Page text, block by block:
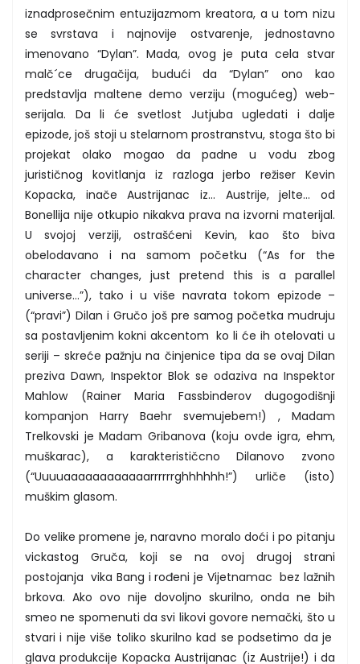
iznadprosečnim entuzijazmom kreatora, a u tom nizu
se svrstava i najnovije ostvarenje, jednostavno
imenovano “Dylan”. Mada, ovog je puta cela stvar
malč´ce drugačija, budući da “Dylan” ono kao
predstavlja maltene demo verziju (mogućeg) web-
serijala. Da li će svetlost Jutjuba ugledati i dalje
epizode, još stoji u stelarnom prostranstvu, stoga što bi
projekat olako mogao da padne u vodu zbog
jurističnog kovitlanja iz razloga jerbo režiser Kevin
Kopacka, inače Austrijanac iz… Austrije, jelte… od
Bonellija nije otkupio nikakva prava na izvorni materijal.
U svojoj verziji, ostrašćeni Kevin, kao što biva
obelodavano i na samom početku (“As for the
character changes, just pretend this is a parallel
universe…”), tako i u više navrata tokom epizode –
(“pravi”) Dilan i Gručo još pre samog početka mudruju
sa postavljenim kokni akcentom ko li će ih otelovati u
seriji – skreće pažnju na činjenice tipa da se ovaj Dilan
preziva Dawn, Inspektor Blok se odaziva na Inspektor
Mahlow (Rainer Maria Fassbinderov dugogodišnji
kompanjon Harry Baehr svemujebem!) , Madam
Trelkovski je Madam Gribanova (koju ovde igra, ehm,
muškarac), a karakterističcno Dilanovo zvono
(“Uuuuaaaaaaaaaaaarrrrrrghhhhhh!”) urliče (isto)
muškim glasom.
Do velike promene je, naravno moralo doći i po pitanju
vickastog Gruča, koji se na ovoj drugoj strani
postojanja vika Bang i rođeni je Vijetnamac bez lažnih
brkova. Ako ovo nije dovoljno skurilno, onda ne bih
smeo ne spomenuti da svi likovi govore nemački, što u
stvari i nije više toliko skurilno kad se podsetimo da je
glava produkcije Kopacka Austrijanac (iz Austrije!) i da